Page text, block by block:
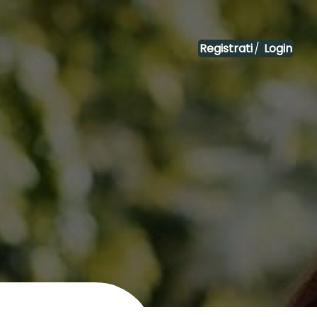
Registrati/ Login